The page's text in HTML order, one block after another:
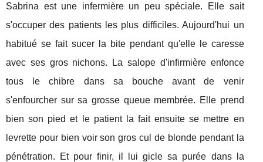
Sabrina est une infermière un peu spéciale. Elle sait
s'occuper des patients les plus difficiles. Aujourd'hui un
habitué se fait sucer la bite pendant qu'elle le caresse
avec ses gros nichons. La salope d'infirmière enfonce
tous le chibre dans sa bouche avant de venir
s'enfourcher sur sa grosse queue membrée. Elle prend
bien son pied et le patient la fait ensuite se mettre en
levrette pour bien voir son gros cul de blonde pendant la
pénétration. Et pour finir, il lui gicle sa purée dans la